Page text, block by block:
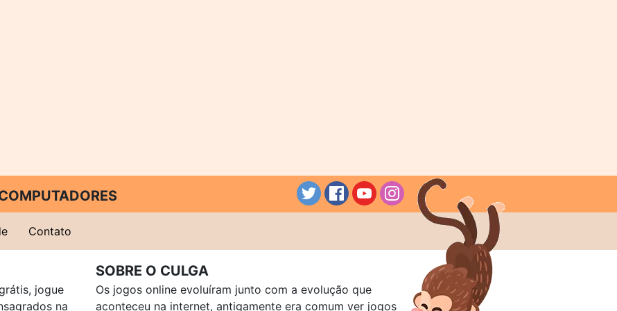
Contato
jogue
na
SOBRE O CULGA
Os jogos online evoluíram junto com a evolução que
aconteceu na internet, antigamente era comum ver jogos